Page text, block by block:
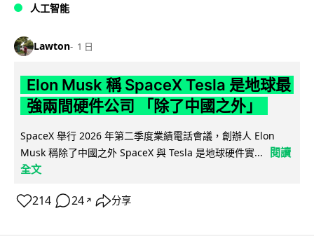
人工智能
Lawton 1 日
Elon Musk 稱 SpaceX Tesla 是地球最
強兩間硬件公司 「除了中國之外」
SpaceX 舉行 2026 年第二季度業績電話會議，創辦人 Elon
Musk 稱除了中國之外 SpaceX 與 Tesla 是地球硬件實...
閱讀
全文
214 24 ↗ 分享